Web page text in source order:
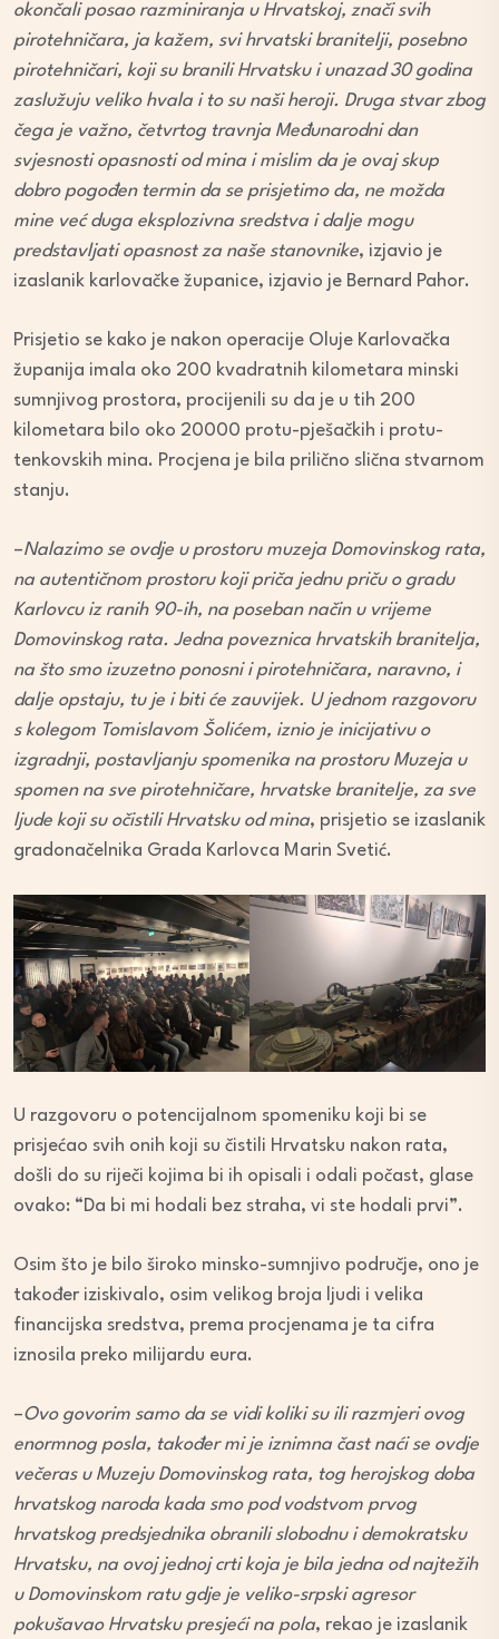
okončali posao razminiranja u Hrvatskoj, znači svih
pirotehničara, ja kažem, svi hrvatski branitelji, posebno
pirotehničari, koji su branili Hrvatsku i unazad 30 godina
zaslužuju veliko hvala i to su naši heroji. Druga stvar zbog
čega je važno, četvrtog travnja Međunarodni dan
svjesnosti opasnosti od mina i mislim da je ovaj skup
dobro pogođen termin da se prisjetimo da, ne možda
mine već duga eksplozivna sredstva i dalje mogu
predstavljati opasnost za naše stanovnike, izjavio je
izaslanik karlovačke županice, izjavio je Bernard Pahor.
Prisjetio se kako je nakon operacije Oluje Karlovačka
županija imala oko 200 kvadratnih kilometara minski
sumnjivog prostora, procijenili su da je u tih 200
kilometara bilo oko 20000 protu-pješačkih i protu-
tenkovskih mina. Procjena je bila prilično slična stvarnom
stanju.
–Nalazimo se ovdje u prostoru muzeja Domovinskog rata,
na autentičnom prostoru koji priča jednu priču o gradu
Karlovcu iz ranih 90-ih, na poseban način u vrijeme
Domovinskog rata. Jedna poveznica hrvatskih branitelja,
na što smo izuzetno ponosni i pirotehničara, naravno, i
dalje opstaju, tu je i biti će zauvijek. U jednom razgovoru
s kolegom Tomislavom Šolićem, iznio je inicijativu o
izgradnji, postavljanju spomenika na prostoru Muzeja u
spomen na sve pirotehničare, hrvatske branitelje, za sve
ljude koji su očistili Hrvatsku od mina, prisjetio se izaslanik
gradonačelnika Grada Karlovca Marin Svetić.
U razgovoru o potencijalnom spomeniku koji bi se
prisjećao svih onih koji su čistili Hrvatsku nakon rata,
došli do su riječi kojima bi ih opisali i odali počast, glase
ovako: “Da bi mi hodali bez straha, vi ste hodali prvi”.
Osim što je bilo široko minsko-sumnjivo područje, ono je
također iziskivalo, osim velikog broja ljudi i velika
financijska sredstva, prema procjenama je ta cifra
iznosila preko milijardu eura.
–Ovo govorim samo da se vidi koliki su ili razmjeri ovog
enormnog posla, također mi je iznimna čast naći se ovdje
večeras u Muzeju Domovinskog rata, tog herojskog doba
hrvatskog naroda kada smo pod vodstvom prvog
hrvatskog predsjednika obranili slobodnu i demokratsku
Hrvatsku, na ovoj jednoj crti koja je bila jedna od najtežih
u Domovinskom ratu gdje je veliko-srpski agresor
pokušavao Hrvatsku presjeći na pola, rekao je izaslanik